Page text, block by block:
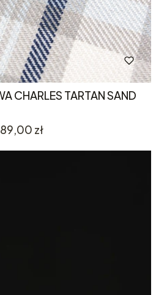
TKANINA OBICIOWA CHARLES TARTAN SAND
Cena
89,00 zł